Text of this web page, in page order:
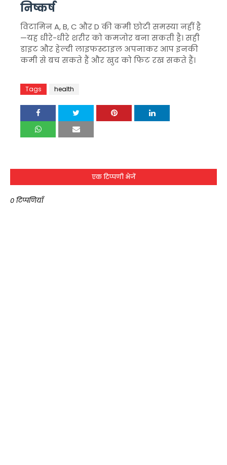
निष्कर्ष
विटामिन A, B, C और D की कमी छोटी समस्या नहीं है
—यह धीरे-धीरे शरीर को कमजोर बना सकती है। सही
डाइट और हेल्दी लाइफस्टाइल अपनाकर आप इनकी
कमी से बच सकते हैं और खुद को फिट रख सकते हैं।
Tags health
एक टिप्पणी भेजें
0 टिप्पणियाँ